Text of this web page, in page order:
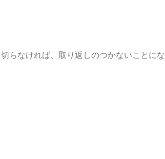
らなければ、取り返しのつかないことにな